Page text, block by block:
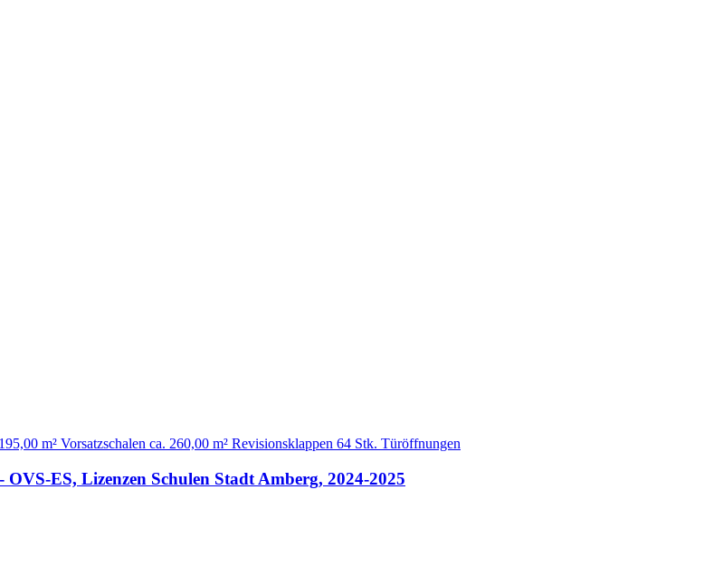
m² Vorsatzschalen ca. 260,00 m² Revisionsklappen 64 Stk. Türöffnungen
ES, Lizenzen Schulen Stadt Amberg, 2024-2025